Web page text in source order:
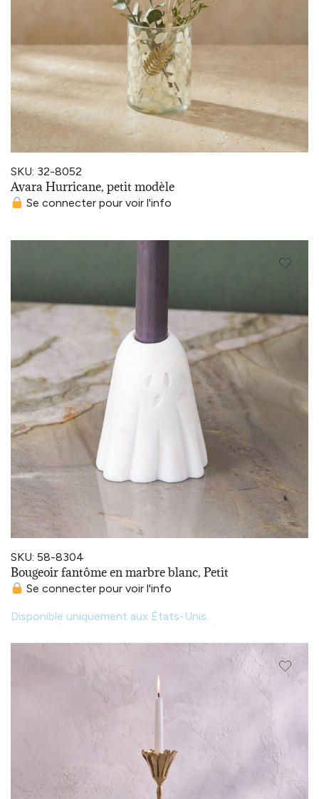
SKU: 32-8052
Avara Hurricane, petit modèle
Se connecter pour voir l'info
SKU: 58-8304
Bougeoir fantôme en marbre blanc, Petit
Se connecter pour voir l'info
Disponible uniquement aux États-Unis.